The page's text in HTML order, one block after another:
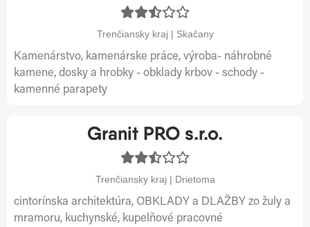
Trenčiansky kraj | Skačany
Kamenárstvo, kamenárske práce, výroba- náhrobné
kamene, dosky a hrobky - obklady krbov - schody -
kamenné parapety
Granit PRO s.r.o.
Trenčiansky kraj | Drietoma
cintorínska architektúra, OBKLADY a DLAŽBY zo žuly a
mramoru, kuchynské, kupelňové pracovné